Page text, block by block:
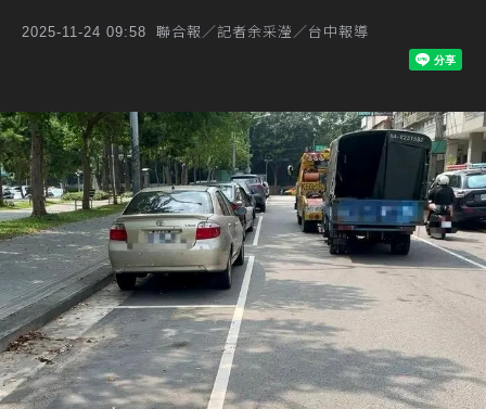
2025-11-24 09:58 聯合報／記者余采瀅／台中報導